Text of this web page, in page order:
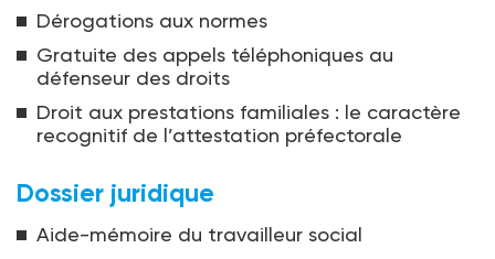
Dérogations aux normes
Gratuite des appels téléphoniques au
défenseur des droits
Droit aux prestations familiales : le caractère
recognitif de l’attestation préfectorale
Dossier juridique
Aide-mémoire du travailleur social